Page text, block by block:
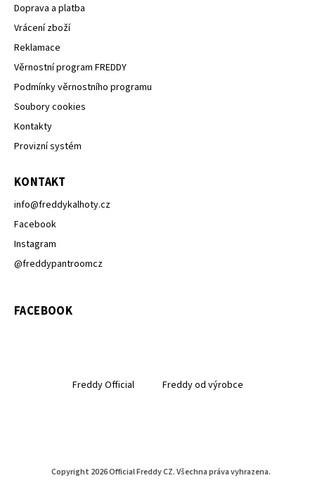
Doprava a platba
Vrácení zboží
Reklamace
Věrnostní program FREDDY
Podmínky věrnostního programu
Soubory cookies
Kontakty
Provizní systém
KONTAKT
info@freddykalhoty.cz
Facebook
Instagram
@freddypantroomcz
FACEBOOK
Freddy Official Freddy od výrobce
Copyright 2026Official Freddy CZ. Všechna práva vyhrazena.